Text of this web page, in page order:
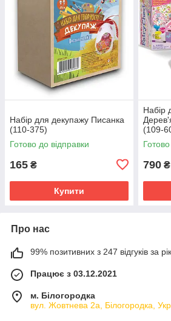
Набір для декупажу Писанка
(110-375)
Готово до відправки
165 ₴
Купити
Набір
(109-
790 ₴
Про нас
99% позитивних з 247 відгуків за рік
Працює з 03.12.2021
м. Білогородка
вул. Жовтнева 2а, Білогородка,